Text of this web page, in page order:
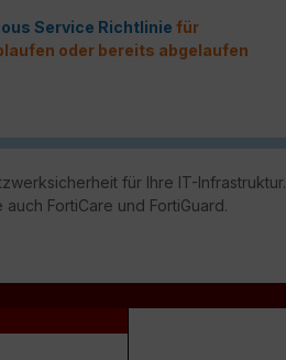
Service Richtlinie für
oder bereits abgelaufen
für Ihre IT-Infrastruktur.
FortiCare und FortiGuard.